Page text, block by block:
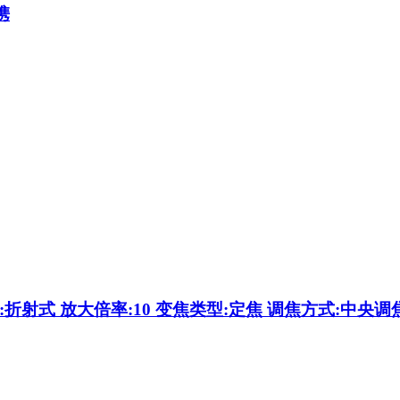
射式 放大倍率:10 变焦类型:定焦 调焦方式:中央